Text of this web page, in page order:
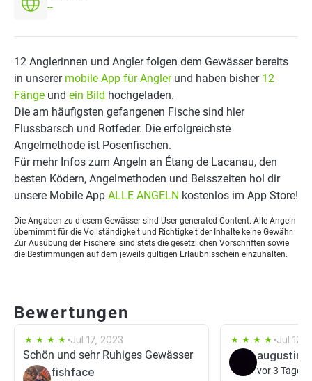
--
12 Anglerinnen und Angler folgen dem Gewässer bereits
in unserer mobile App für Anglerund haben bisher 12
Fänge und ein Bild hochgeladen.
Die am häufigsten gefangenen Fische sind hier
Flussbarsch und Rotfeder. Die erfolgreichste
Angelmethode ist Posenfischen.
Für mehr Infos zum Angeln an Étang de Lacanau, den
besten Ködern, Angelmethoden und Beisszeiten hol dir
unsere Mobile App ALLE ANGELN kostenlos im App Store!
Die Angaben zu diesem Gewässer sind User generated Content. Alle Angeln
übernimmt für die Vollständigkeit und Richtigkeit der Inhalte keine Gewähr.
Zur Ausübung der Fischerei sind stets die gesetzlichen Vorschriften sowie
die Bestimmungen auf dem jeweils gültigen Erlaubnisschein einzuhalten.
Bewertungen
Jul 17, 2023
Schön und sehr Ruhiges Gewässer
fishface
Jul 12,
augustin
vor 3 Tagen